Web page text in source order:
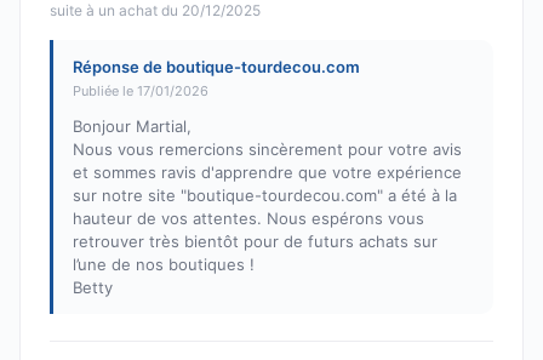
suite à un achat du 20/12/2025
Réponse de boutique-tourdecou.com
Publiée le 17/01/2026
Bonjour Martial,
Nous vous remercions sincèrement pour votre avis
et sommes ravis d'apprendre que votre expérience
sur notre site "boutique-tourdecou.com" a été à la
hauteur de vos attentes. Nous espérons vous
retrouver très bientôt pour de futurs achats sur
l’une de nos boutiques !
Betty